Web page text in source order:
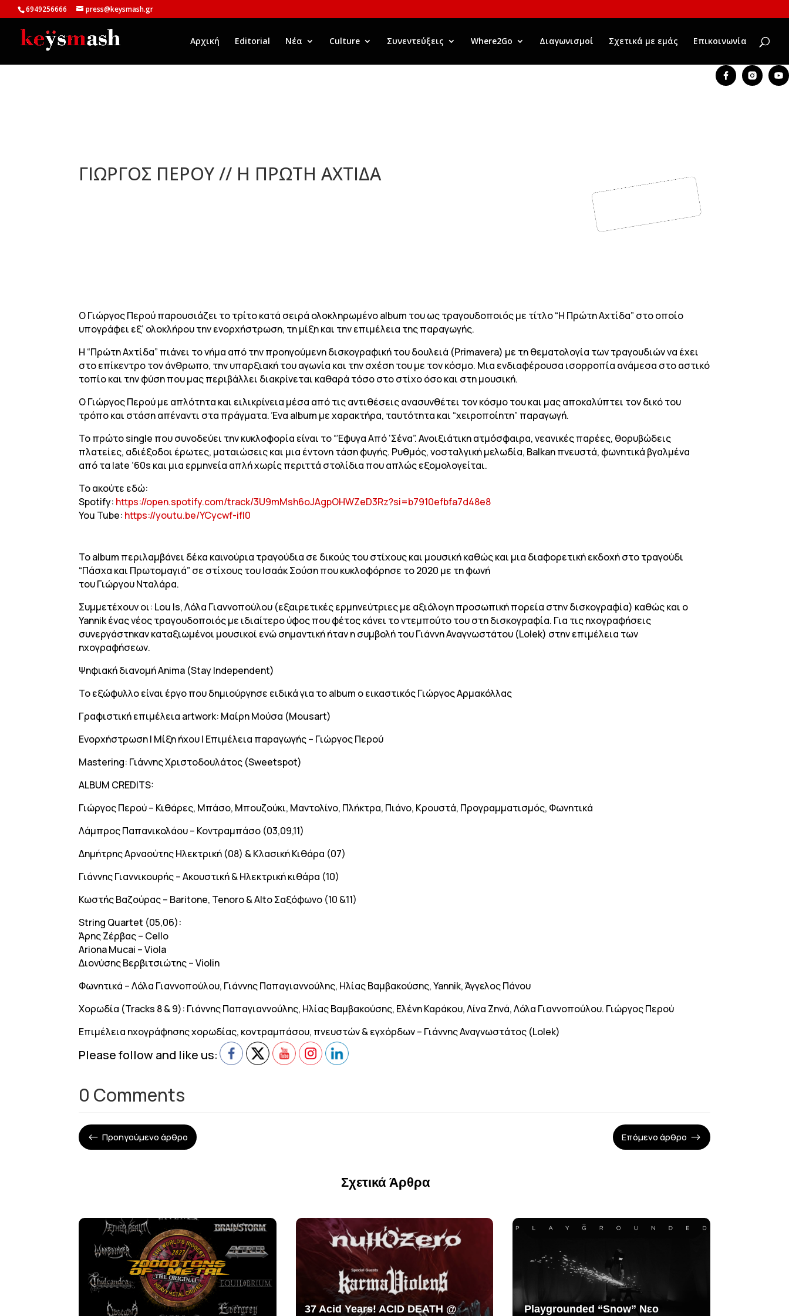
6949256666 press@keysmash.gr
Αρχική Editorial Νέα Culture Συνεντεύξεις Where2Go Διαγωνισμοί Σχετικά με εμάς Επικοινωνία
ΓΙΩΡΓΟΣ ΠΕΡΟΥ // Η ΠΡΩΤΗ ΑΧΤΙΔΑ
Ο Γιώργος Περού παρουσιάζει το τρίτο κατά σειρά ολοκληρωμένο album του ως τραγουδοποιός με τίτλο “Η Πρώτη Αχτίδα” στο οποίο
υπογράφει εξ’ ολοκλήρου την ενορχήστρωση, τη μίξη και την επιμέλεια της παραγωγής.
Η “Πρώτη Αχτίδα” πιάνει το νήμα από την προηγούμενη δισκογραφική του δουλειά (Primavera) με τη θεματολογία των τραγουδιών να έχει
στο επίκεντρο τον άνθρωπο, την υπαρξιακή του αγωνία και την σχέση του με τον κόσμο. Μια ενδιαφέρουσα ισορροπία ανάμεσα στο αστικό
τοπίο και την φύση που μας περιβάλλει διακρίνεται καθαρά τόσο στο στίχο όσο και στη μουσική.
Ο Γιώργος Περού με απλότητα και ειλικρίνεια μέσα από τις αντιθέσεις ανασυνθέτει τον κόσμο του και μας αποκαλύπτει τον δικό του
τρόπο και στάση απέναντι στα πράγματα. Ένα album με χαρακτήρα, ταυτότητα και “χειροποίητη” παραγωγή.
Το πρώτο single που συνοδεύει την κυκλοφορία είναι το “Έφυγα Από ‘Σένα”. Ανοιξιάτικη ατμόσφαιρα, νεανικές παρέες, θορυβώδεις
πλατείες, αδιέξοδοι έρωτες, ματαιώσεις και μια έντονη τάση φυγής. Ρυθμός, νοσταλγική μελωδία, Balkan πνευστά, φωνητικά βγαλμένα
από τα late ’60s και μια ερμηνεία απλή χωρίς περιττά στολίδια που απλώς εξομολογείται.
Το ακούτε εδώ:
Spotify: https://open.spotify.com/track/3U9mMsh6oJAgpOHWZeD3Rz?si=b7910efbfa7d48e8
You Tube: https://youtu.be/YCycwf-ifI0
Το album περιλαμβάνει δέκα καινούρια τραγούδια σε δικούς του στίχους και μουσική καθώς και μια διαφορετική εκδοχή στο τραγούδι
“Πάσχα και Πρωτομαγιά” σε στίχους του Ισαάκ Σούση που κυκλοφόρησε το 2020 με τη φωνή
του Γιώργου Νταλάρα.
Συμμετέχουν οι: Lou Is, Λόλα Γιαννοπούλου (εξαιρετικές ερμηνεύτριες με αξιόλογη προσωπική πορεία στην δισκογραφία) καθώς και ο
Yannik ένας νέος τραγουδοποιός με ιδιαίτερο ύφος που φέτος κάνει το ντεμπούτο του στη δισκογραφία. Για τις ηχογραφήσεις
συνεργάστηκαν καταξιωμένοι μουσικοί ενώ σημαντική ήταν η συμβολή του Γιάννη Αναγνωστάτου (Lolek) στην επιμέλεια των
ηχογραφήσεων.
Ψηφιακή διανομή Anima (Stay Independent)
Το εξώφυλλο είναι έργο που δημιούργησε ειδικά για το album ο εικαστικός Γιώργος Αρμακόλλας
Γραφιστική επιμέλεια artwork: Μαίρη Μούσα (Mousart)
Ενορχήστρωση I Μίξη ήχου I Επιμέλεια παραγωγής – Γιώργος Περού
Mastering: Γιάννης Χριστοδουλάτος (Sweetspot)
ΑLBUM CREDITS:
Γιώργος Περού – Κιθάρες, Μπάσο, Μπουζούκι, Μαντολίνο, Πλήκτρα, Πιάνο, Κρουστά, Προγραμματισμός, Φωνητικά
Λάμπρος Παπανικολάου – Κοντραμπάσο (03,09,11)
Δημήτρης Αρναούτης Ηλεκτρική (08) & Κλασική Κιθάρα (07)
Γιάννης Γιαννικουρής – Ακουστική & Ηλεκτρική κιθάρα (10)
Κωστής Βαζούρας – Baritone, Tenoro & Alto Σαξόφωνο (10 &11)
String Quartet (05,06):
Άρης Ζέρβας – Cello
Ariona Mucai – Viola
Διονύσης Βερβιτσιώτης – Violin
Φωνητικά – Λόλα Γιαννοπούλου, Γιάννης Παπαγιαννούλης, Ηλίας Βαμβακούσης, Yannik, Άγγελος Πάνου
Χορωδία (Tracks 8 & 9): Γιάννης Παπαγιαννούλης, Ηλίας Βαμβακούσης, Ελένη Καράκου, Λίνα Ζηνά, Λόλα Γιαννοπούλου. Γιώργος Περού
Επιμέλεια ηχογράφησης χορωδίας, κοντραμπάσου, πνευστών & εγχόρδων – Γιάννης Αναγνωστάτος (Lolek)
Please follow and like us:
0 Comments
# Προηγούμενο άρθρο Επόμενο άρθρο $
Σχετικά Άρθρα
37 Acid Years! ACID DEATH @
Playgrounded “Snow” Νεο